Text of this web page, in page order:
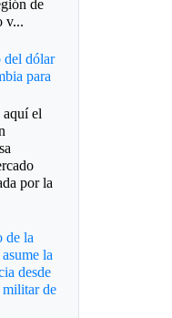
de
v...
del dólar
para
aquí el
por la
de la
la
desde
militar de